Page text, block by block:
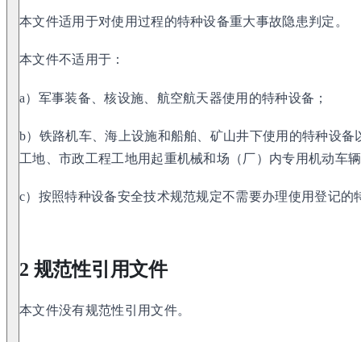
本文件适用于对使用过程的特种设备重大事故隐患判定。
本文件不适用于：
a）军事装备、核设施、航空航天器使用的特种设备；
b）铁路机车、海上设施和船舶、矿山井下使用的特种设
工地、市政工程工地用起重机械和场（厂）内专用机动车
c）按照特种设备安全技术规范规定不需要办理使用登记的
2 规范性引用文件
本文件没有规范性引用文件。